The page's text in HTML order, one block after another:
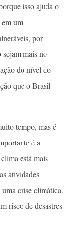
isso ajuda o
um
por
sejam mais no
do nível do
que o Brasil
tempo, mas é
é a
está mais
atividades
uma crise climática,
risco de desastres